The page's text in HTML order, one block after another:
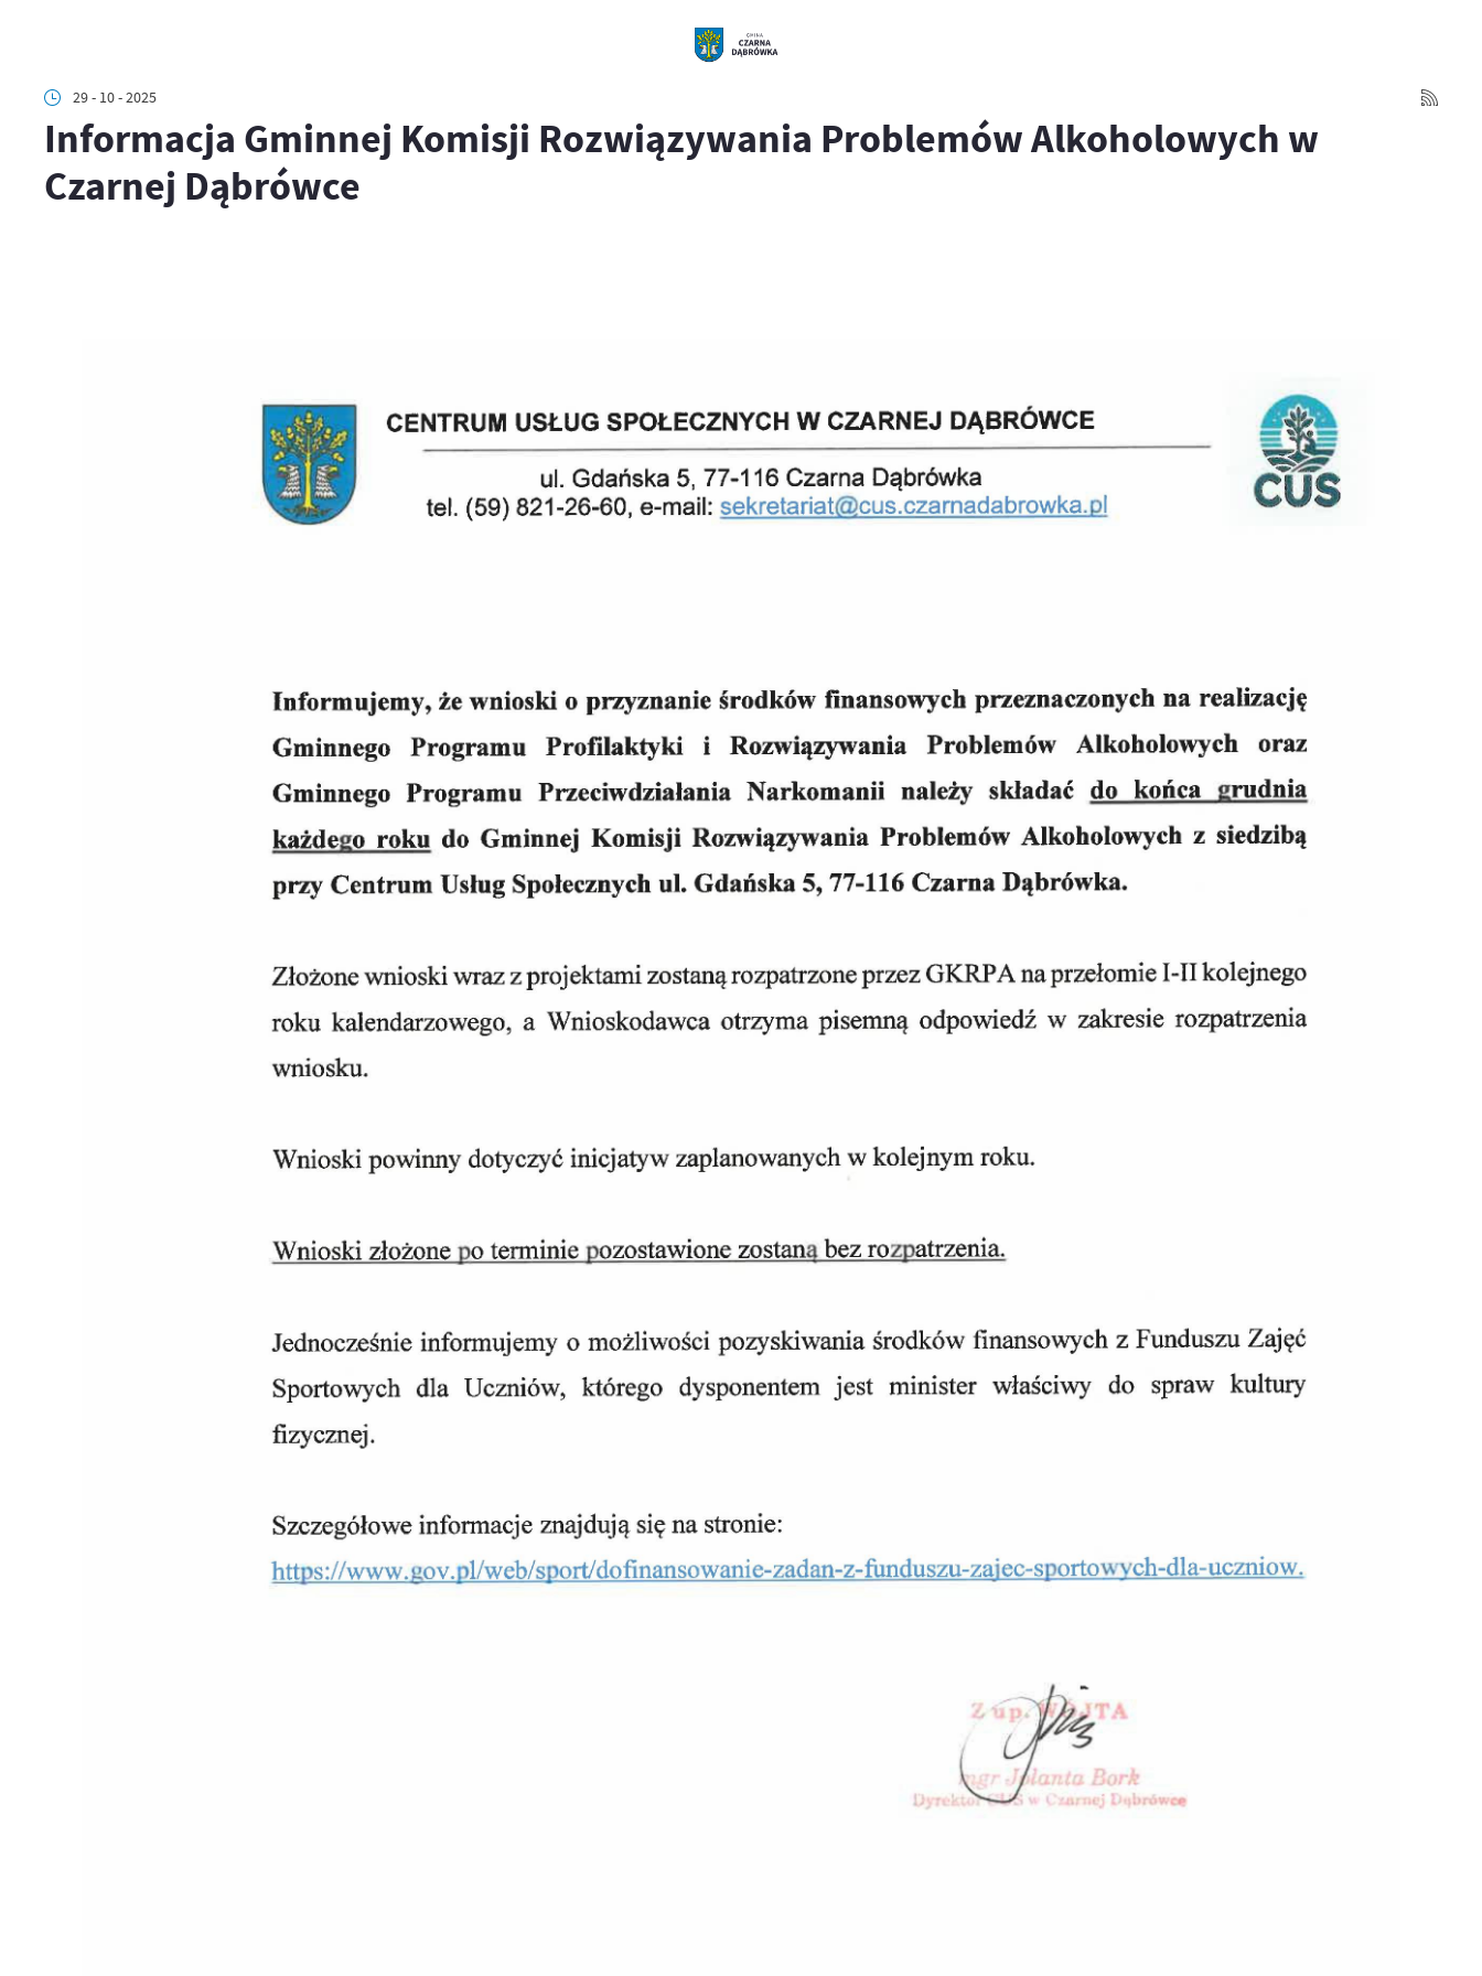
29 - 10 - 2025
Informacja Gminnej Komisji Rozwiązywania Problemów Alkoholowych w
Czarnej Dąbrówce